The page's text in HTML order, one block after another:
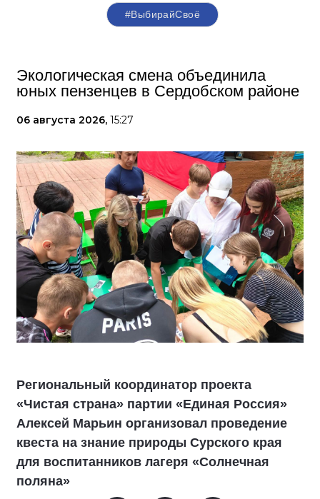
#ВыбирайСвоё
Экологическая смена объединила
юных пензенцев в Сердобском районе
06 августа 2026, 15:27
Региональный координатор проекта
«Чистая страна» партии «Единая Россия»
Алексей Марьин организовал проведение
квеста на знание природы Сурского края
для воспитанников лагеря «Солнечная
поляна»